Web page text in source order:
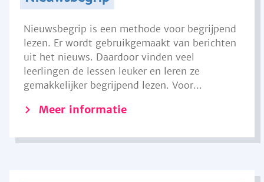
Nieuwsbegrip is een methode voor begrijpend
lezen. Er wordt gebruikgemaakt van berichten
uit het nieuws. Daardoor vinden veel
leerlingen de lessen leuker en leren ze
gemakkelijker begrijpend lezen. Voor...
Meer informatie